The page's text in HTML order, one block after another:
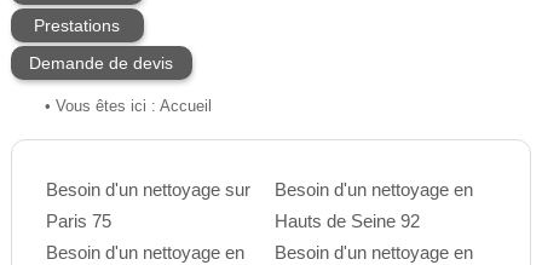
Prestations
Demande de devis
• Vous êtes ici : Accueil
Besoin d'un nettoyage sur
Paris 75
Besoin d'un nettoyage en
Besoin d'un nettoyage en
Hauts de Seine 92
Besoin d'un nettoyage en